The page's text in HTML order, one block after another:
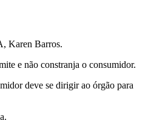
Karen Barros.
e não constranja o consumidor.
deve se dirigir ao órgão para